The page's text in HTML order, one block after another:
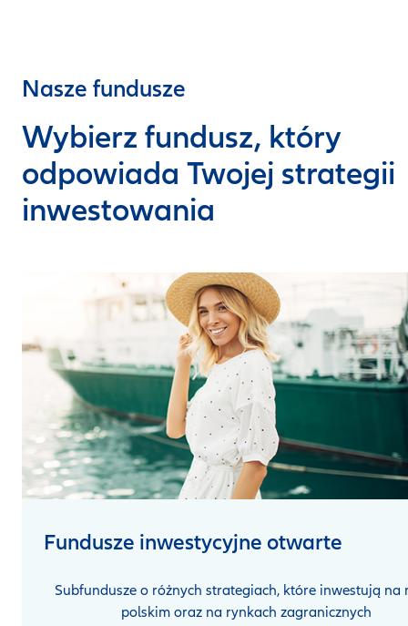
Nasze fundusze
Wybierz fundusz, który
odpowiada Twojej strategii
inwestowania
Fundusze inwestycyjne otwarte
Subfundusze o różnych strategiach, które inwestują na
polskim oraz na rynkach zagranicznych